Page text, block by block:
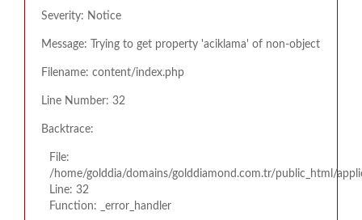
Severity: Notice
Message: Trying to get property 'aciklama' of non-object
Filename: content/index.php
Line Number: 32
Backtrace:
File:
/home/golddia/domains/golddiamond.com.tr/public_html/
Line: 32
Function: _error_handler